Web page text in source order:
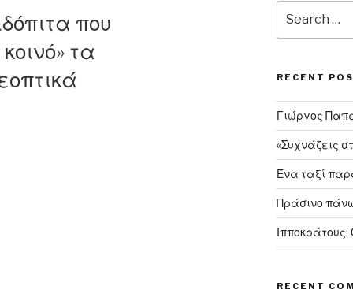
που
τα
for:
RECENT
Γιώργος
«Συχνάζεις
Ένα ταξί
Πράσινο
Ιπποκράτους:
RECENT